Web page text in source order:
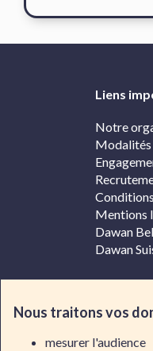
Liens
Notre
Modalités
Mentions
Dawan
Dawan
Nous traitons vos
mesurer l'audience